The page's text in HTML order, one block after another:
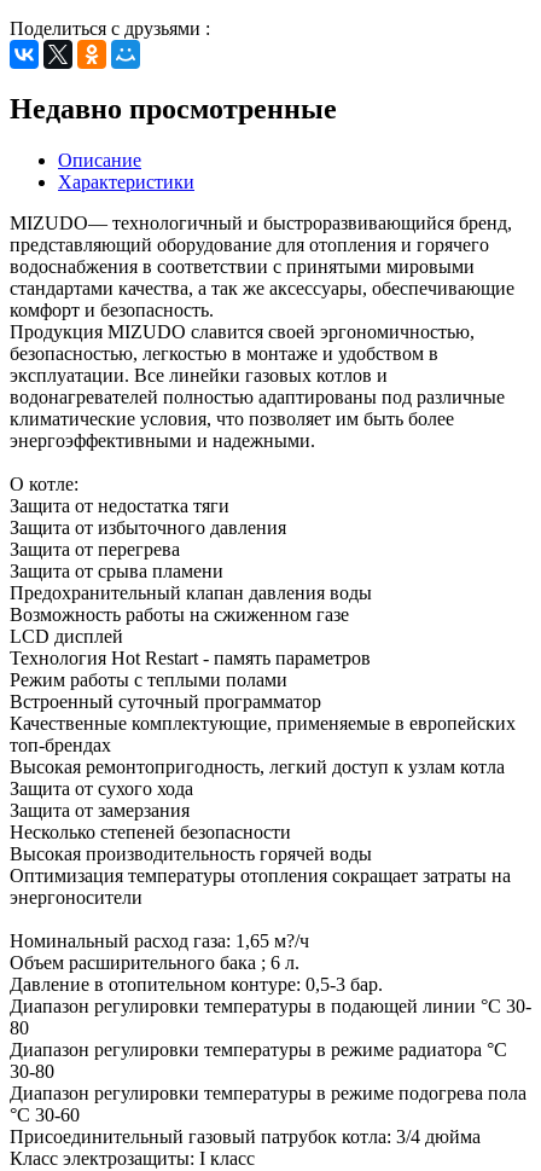
Поделиться с друзьями :
Недавно просмотренные
Описание
Характеристики
MIZUDO— технологичный и быстроразвивающийся бренд,
представляющий оборудование для отопления и горячего
водоснабжения в соответствии с принятыми мировыми
стандартами качества, а так же аксессуары, обеспечивающие
комфорт и безопасность.
Продукция MIZUDO славится своей эргономичностью,
безопасностью, легкостью в монтаже и удобством в
эксплуатации. Все линейки газовых котлов и
водонагревателей полностью адаптированы под различные
климатические условия, что позволяет им быть более
энергоэффективными и надежными.
О котле:
Защита от недостатка тяги
Защита от избыточного давления
Защита от перегрева
Защита от срыва пламени
Предохранительный клапан давления воды
Возможность работы на сжиженном газе
LCD дисплей
Технология Hot Restart - память параметров
Режим работы с теплыми полами
Встроенный суточный программатор
Качественные комплектующие, применяемые в европейских
топ-брендах
Высокая ремонтопригодность, легкий доступ к узлам котла
Защита от сухого хода
Защита от замерзания
Несколько степеней безопасности
Высокая производительность горячей воды
Оптимизация температуры отопления сокращает затраты на
энергоносители
Номинальный расход газа: 1,65 м?/ч
Объем расширительного бака ; 6 л.
Давление в отопительном контуре: 0,5-3 бар.
Диапазон регулировки температуры в подающей линии °С 30-
80
Диапазон регулировки температуры в режиме радиатора °С
30-80
Диапазон регулировки температуры в режиме подогрева пола
°С 30-60
Присоединительный газовый патрубок котла: 3/4 дюйма
Класс электрозащиты: I класс